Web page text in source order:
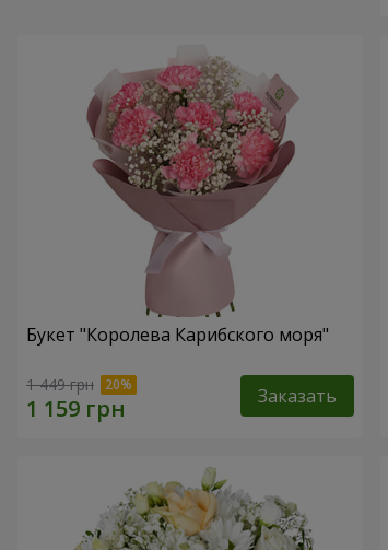
Букет "Королева Карибского моря"
1 449 грн Заказать